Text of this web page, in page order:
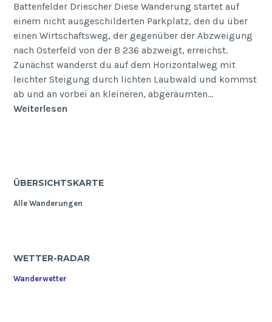
Battenfelder Driescher Diese Wanderung startet auf
einem nicht ausgeschilderten Parkplatz, den du über
einen Wirtschaftsweg, der gegenüber der Abzweigung
nach Osterfeld von der B 236 abzweigt, erreichst.
Zunächst wanderst du auf dem Horizontalweg mit
leichter Steigung durch lichten Laubwald und kommst
ab und an vorbei an kleineren, abgeräumten…
Weiterlesen
ÜBERSICHTSKARTE
Alle Wanderungen
WETTER-RADAR
Wanderwetter